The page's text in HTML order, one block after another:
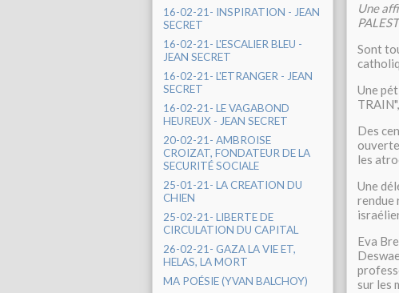
16-02-21- INSPIRATION - JEAN
SECRET
16-02-21- L'ESCALIER BLEU -
JEAN SECRET
16-02-21- L'ETRANGER - JEAN
SECRET
16-02-21- LE VAGABOND
HEUREUX - JEAN SECRET
20-02-21- AMBROISE
CROIZAT, FONDATEUR DE LA
SECURITÉ SOCIALE
25-01-21- LA CREATION DU
CHIEN
25-02-21- LIBERTE DE
CIRCULATION DU CAPITAL
26-02-21- GAZA LA VIE ET,
HELAS, LA MORT
MA POÉSIE (YVAN BALCHOY)
Une
Sont
Une
Des
les
Une
rendue
Eva
sur les